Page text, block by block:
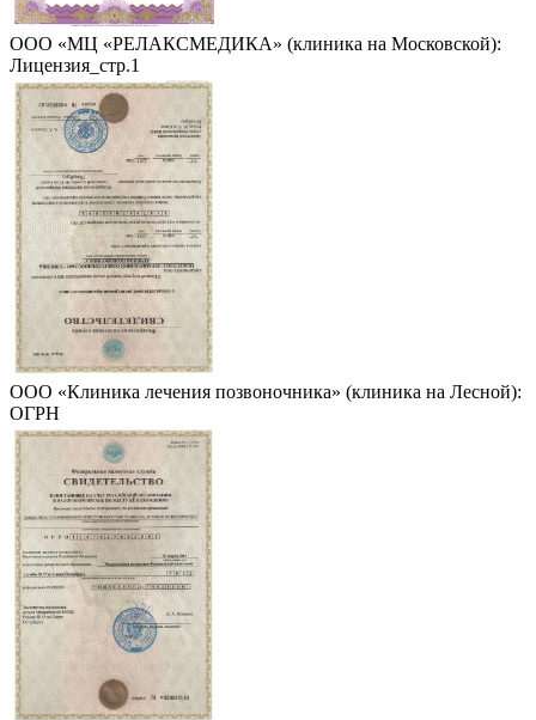
ООО «МЦ «РЕЛАКСМЕДИКА» (клиника на Московской):
Лицензия_стр.1
ООО «Клиника лечения позвоночника» (клиника на Лесной):
ОГРН